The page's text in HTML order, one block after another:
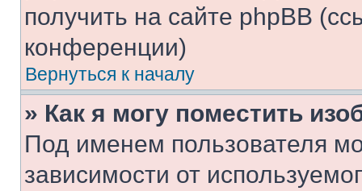
получить на сайте phpBB
конференции)
Вернуться к началу
» Как я могу поместить
Под именем пользователя
зависимости от